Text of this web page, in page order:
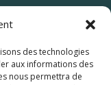
des technologies
aux informations des
nous permettra de